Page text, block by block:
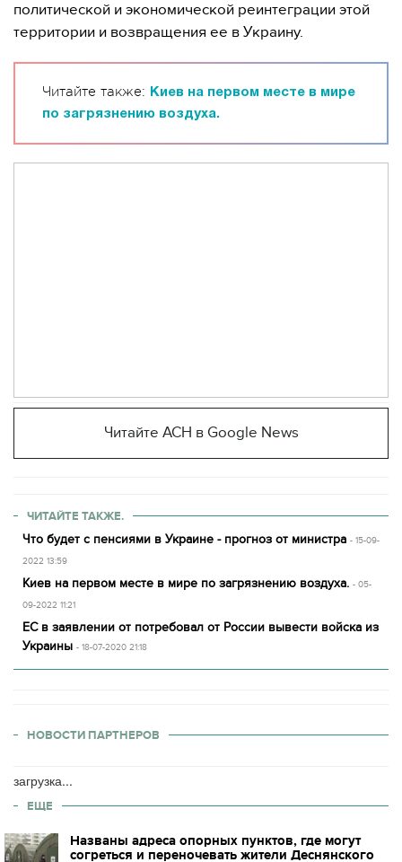
политической и экономической реинтеграции этой
территории и возвращения ее в Украину.
Читайте также:
Киев на первом месте в мире
по загрязнению воздуха.
Читайте АСН в Google News
ЧИТАЙТЕ ТАКЖЕ.
Что будет с пенсиями в Украине - прогноз от министра - 15-09-
2022 13:59
Киев на первом месте в мире по загрязнению воздуха. - 05-
09-2022 11:21
ЕС в заявлении от потребовал от России вывести войска из
Украины - 18-07-2020 21:18
НОВОСТИ ПАРТНЕРОВ
загрузка...
ЕЩЕ
Названы адреса опорных пунктов, где могут
согреться и переночевать жители Деснянского